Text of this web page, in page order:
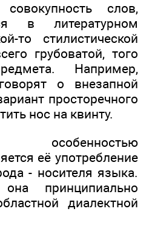
слов,
в литературном
то стилистической
грубоватой, того
Например,
о внезапной
просторечного
нос на квинту.
особенностью
её употребление
- носителя языка.
принципиально
диалектной